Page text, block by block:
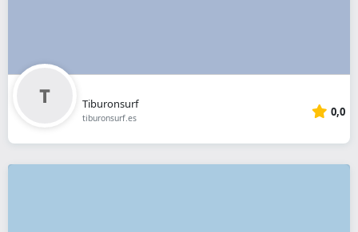
Tiburonsurf
tiburonsurf.es 0,0